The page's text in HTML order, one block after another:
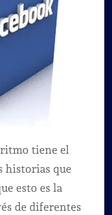
tiene el
historias que
esto es la
de diferentes